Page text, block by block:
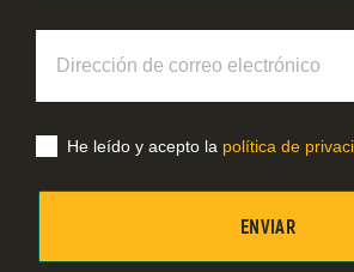
correo
electrónico
He leído y acepto la política de